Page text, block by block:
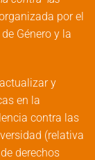
por el
Género y la
y
en la
contra las
(relativa
derechos